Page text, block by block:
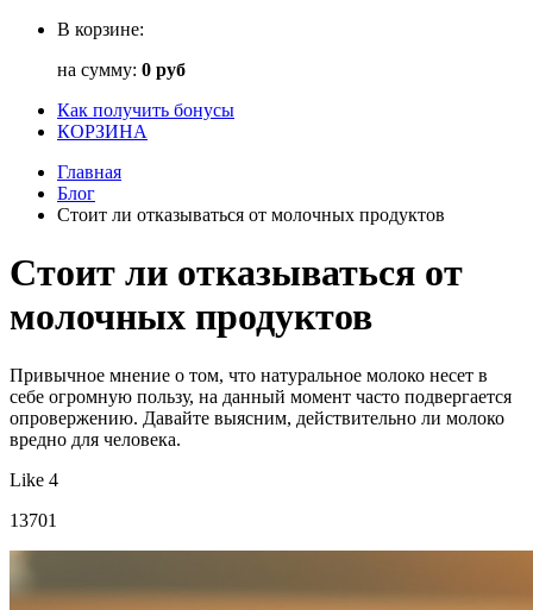
В корзине:
на сумму: 0 руб
Как получить бонусы
КОРЗИНА
Главная
Блог
Стоит ли отказываться от молочных продуктов
Стоит ли отказываться от
молочных продуктов
Привычное мнение о том, что натуральное молоко несет в
себе огромную пользу, на данный момент часто подвергается
опровержению. Давайте выясним, действительно ли молоко
вредно для человека.
Like 4
13701